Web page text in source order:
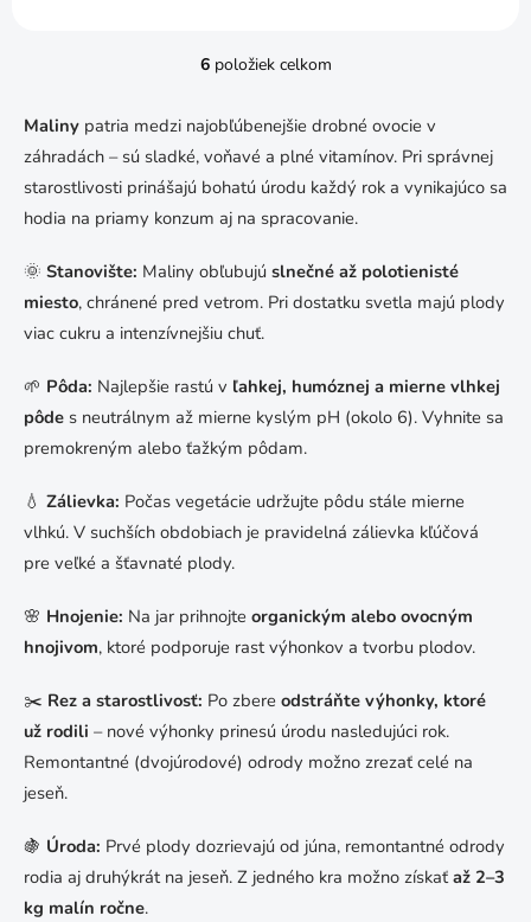
O
l
á
d
a
c
i
p
r
k
v
ý
p
i
u
6položiek celkom
Maliny patria medzi najobľúbenejšie drobné ovocie v
záhradách – sú sladké, voňavé a plné vitamínov. Pri správnej
starostlivosti prinášajú bohatú úrodu každý rok a vynikajúco sa
hodia na priamy konzum aj na spracovanie.
🌞 Stanovište: Maliny obľubujú slnečné až polotienisté
miesto, chránené pred vetrom. Pri dostatku svetla majú plody
viac cukru a intenzívnejšiu chuť.
🌱 Pôda: Najlepšie rastú v ľahkej, humóznej a mierne vlhkej
pôde s neutrálnym až mierne kyslým pH (okolo 6). Vyhnite sa
premokreným alebo ťažkým pôdam.
💧 Zálievka: Počas vegetácie udržujte pôdu stále mierne
vlhkú. V suchších obdobiach je pravidelná zálievka kľúčová
pre veľké a šťavnaté plody.
🌸 Hnojenie: Na jar prihnojte organickým alebo ovocným
hnojivom, ktoré podporuje rast výhonkov a tvorbu plodov.
✂️ Rez a starostlivosť: Po zbere odstráňte výhonky, ktoré
už rodili – nové výhonky prinesú úrodu nasledujúci rok.
Remontantné (dvojúrodové) odrody možno zrezať celé na
jeseň.
🍇 Úroda: Prvé plody dozrievajú od júna, remontantné odrody
rodia aj druhýkrát na jeseň. Z jedného kra možno získaťaž 2–3
kg malín ročne.